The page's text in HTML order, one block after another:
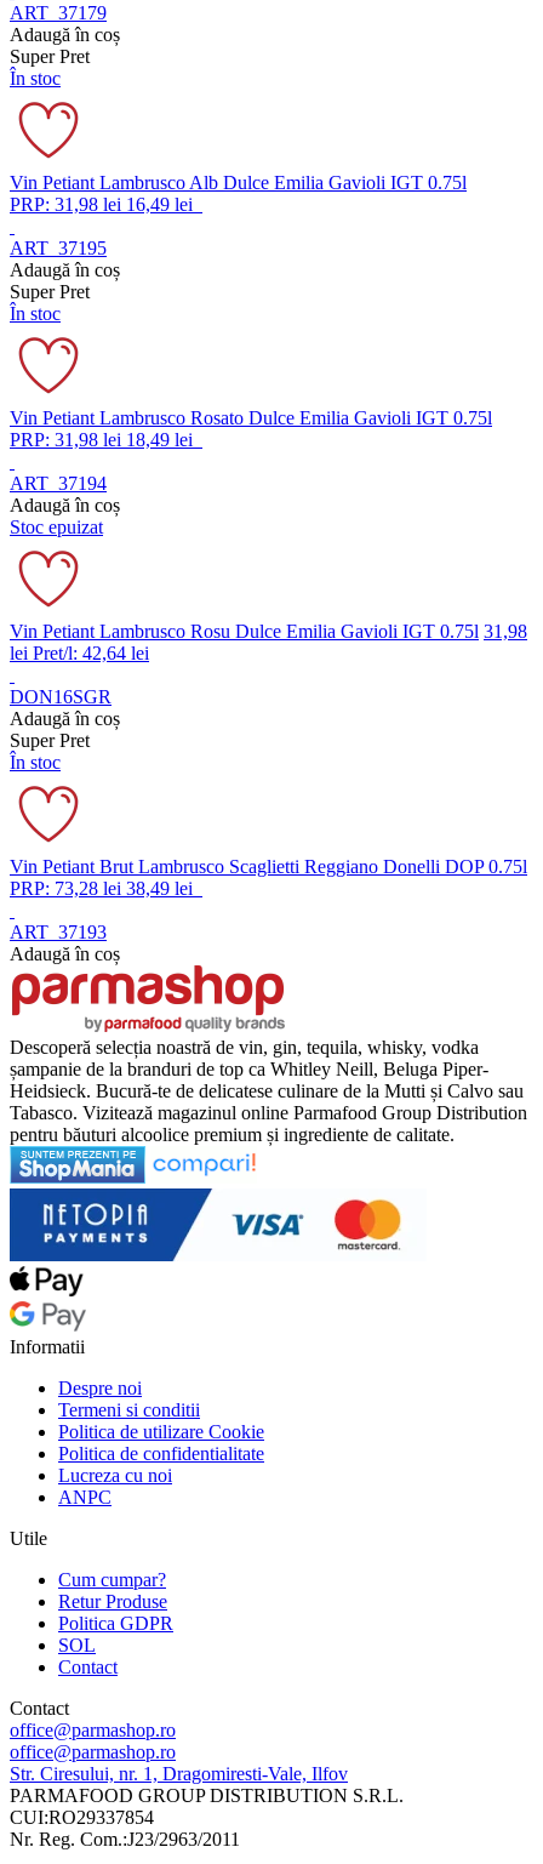
ART_37179
Adaugă în coș
Super Pret
În stoc
Vin Petiant Lambrusco Alb Dulce Emilia Gavioli IGT 0.75l
PRP: 31,98 lei 16,49 lei
ART_37195
Adaugă în coș
Super Pret
În stoc
Vin Petiant Lambrusco Rosato Dulce Emilia Gavioli IGT 0.75l
PRP: 31,98 lei 18,49 lei
ART_37194
Adaugă în coș
Stoc epuizat
Vin Petiant Lambrusco Rosu Dulce Emilia Gavioli IGT 0.75l 31,98
lei Pret/l: 42,64 lei
DON16SGR
Adaugă în coș
Super Pret
În stoc
Vin Petiant Brut Lambrusco Scaglietti Reggiano Donelli DOP 0.75l
PRP: 73,28 lei 38,49 lei
ART_37193
Adaugă în coș
Descoperă selecția noastră de vin, gin, tequila, whisky, vodka
șampanie de la branduri de top ca Whitley Neill, Beluga Piper-
Heidsieck. Bucură-te de delicatese culinare de la Mutti și Calvo sau
Tabasco. Vizitează magazinul online Parmafood Group Distribution
pentru băuturi alcoolice premium și ingrediente de calitate.
Informatii
Despre noi
Termeni si conditii
Politica de utilizare Cookie
Politica de confidentialitate
Lucreza cu noi
ANPC
Utile
Cum cumpar?
Retur Produse
Politica GDPR
SOL
Contact
Contact
office@parmashop.ro
office@parmashop.ro
Str. Ciresului, nr. 1, Dragomiresti-Vale, Ilfov
PARMAFOOD GROUP DISTRIBUTION S.R.L.
CUI:RO29337854
Nr. Reg. Com.:J23/2963/2011